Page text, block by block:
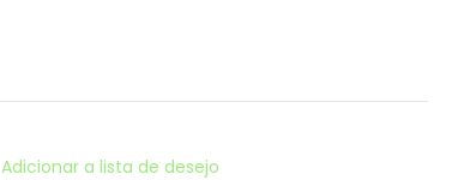
Adicionar a lista de desejo